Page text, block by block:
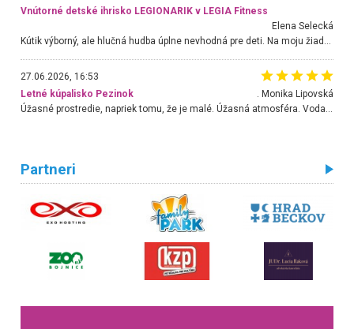
Vnútorné detské ihrisko LEGIONARIK v LEGIA Fitness
Elena Selecká
27.06.2026, 16:53
Letné kúpalisko Pezinok
. Monika Lipovská
Úžasné prostredie, napriek tomu, že je malé. Úžasná atmosféra. Voda fantastická a nádherná. Ľudí je pomerne veľa, ale su mili a ohľaduplní. Je veľmi zaujímavé sledovať, ako dokážu spolu športovať cudzí ľudia a bez ohľadu na vek. Vládne tu pohoda. Vnuka neviem dostať z vody. Ďakujem za krásny deň . Urcite sa sem vrátim. Jediný problém je s parkovaním, ale aj ten sa mi podarilo vyriešiť. Monika Bratislava
Partneri